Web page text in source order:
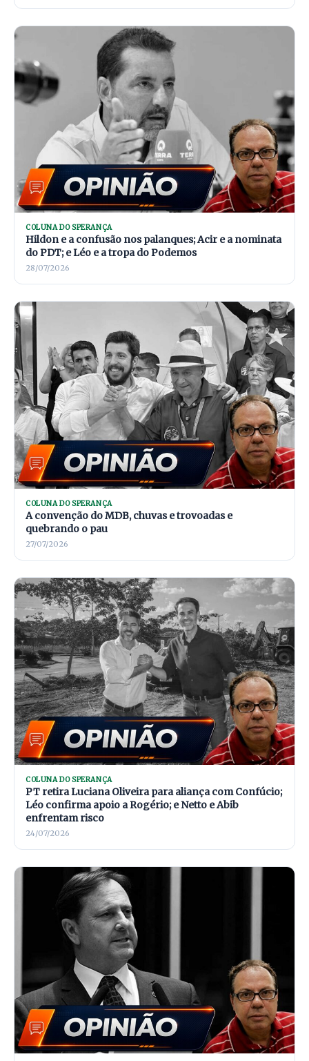
COLUNA DO SPERANÇA
Hildon e a confusão nos palanques; Acir e a nominata
do PDT; e Léo e a tropa do Podemos
28/07/2026
COLUNA DO SPERANÇA
A convenção do MDB, chuvas e trovoadas e
quebrando o pau
27/07/2026
COLUNA DO SPERANÇA
PT retira Luciana Oliveira para aliança com Confúcio;
Léo confirma apoio a Rogério; e Netto e Abib
enfrentam risco
24/07/2026